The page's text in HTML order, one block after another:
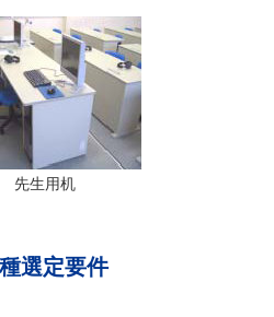
先生用机
選定要件